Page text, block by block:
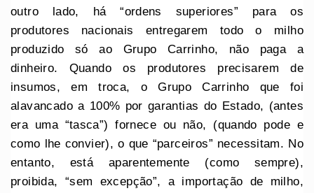
outro lado, há “ordens superiores” para os
produtores nacionais entregarem todo o milho
produzido só ao Grupo Carrinho, não paga a
dinheiro. Quando os produtores precisarem de
insumos, em troca, o Grupo Carrinho que foi
alavancado a 100% por garantias do Estado, (antes
era uma “tasca”) fornece ou não, (quando pode e
como lhe convier), o que “parceiros” necessitam. No
entanto, está aparentemente (como sempre),
proibida, “sem excepção”, a importação de milho,